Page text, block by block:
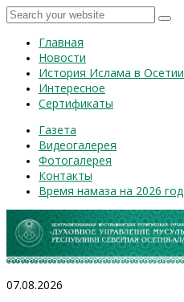
Главная
Новости
История Ислама в Осетии
Интересное
Сертификаты
Газета
Видеогалерея
Фотогалерея
Контакты
Время намаза на 2026 год
07.08.2026